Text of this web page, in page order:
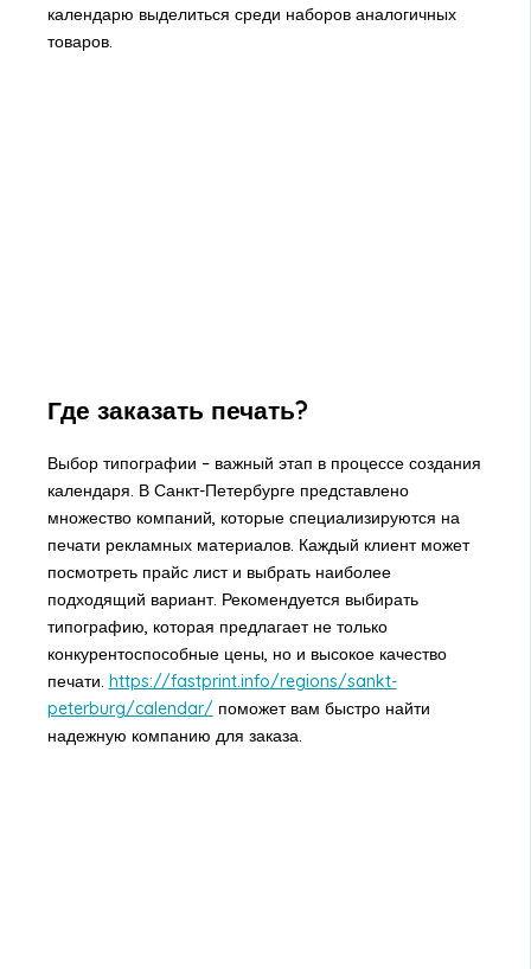
календарю выделиться среди наборов аналогичных
товаров.
Где заказать печать?
Выбор типографии – важный этап в процессе создания
календаря. В Санкт-Петербурге представлено
множество компаний, которые специализируются на
печати рекламных материалов. Каждый клиент может
посмотреть прайс лист и выбрать наиболее
подходящий вариант. Рекомендуется выбирать
типографию, которая предлагает не только
конкурентоспособные цены, но и высокое качество
печати. https://fastprint.info/regions/sankt-
peterburg/calendar/поможет вам быстро найти
надежную компанию для заказа.